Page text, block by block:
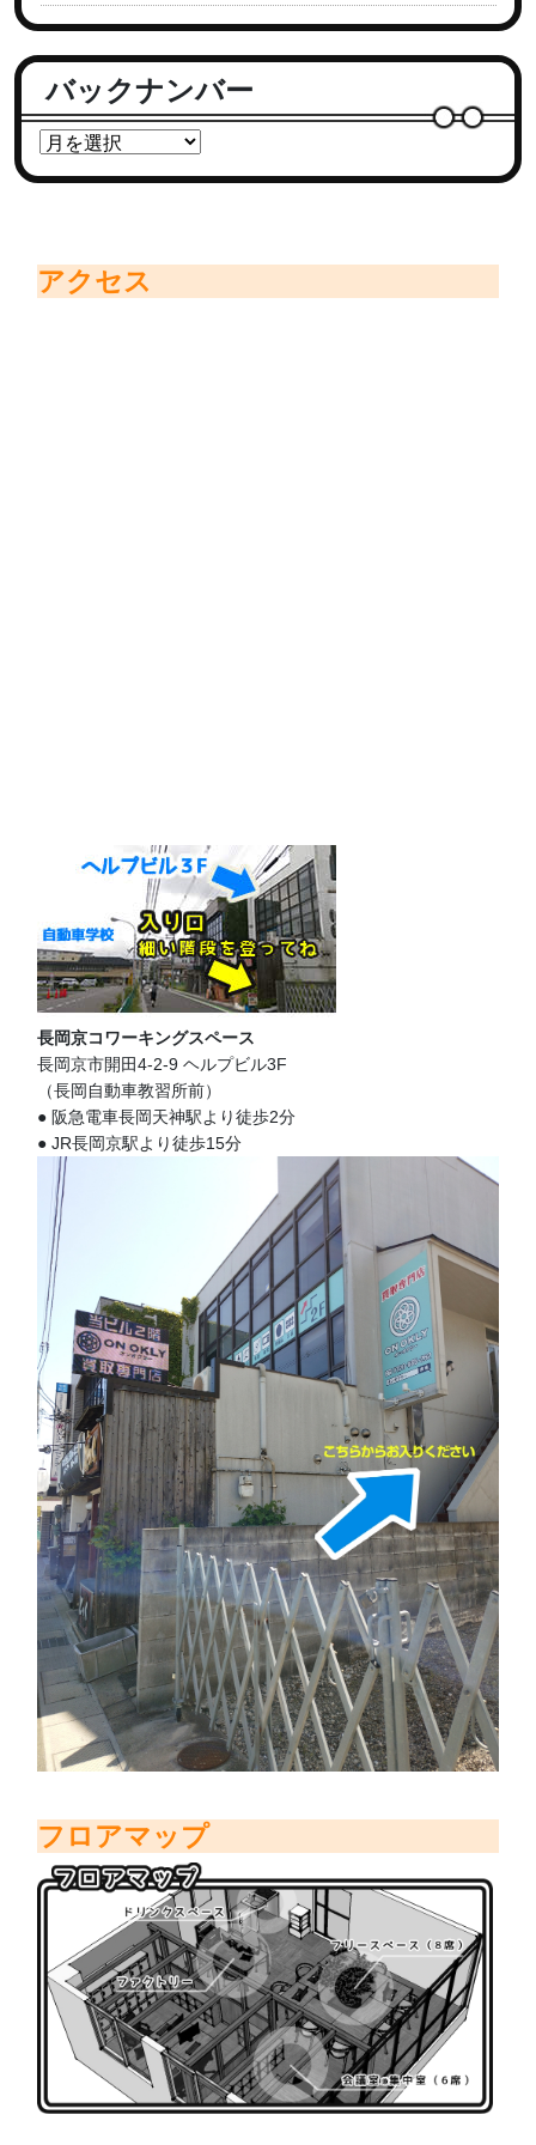
バックナンバー
アクセス
長岡京コワーキングスペース
長岡京市開田4-2-9 ヘルプビル3F
（長岡自動車教習所前）
● 阪急電車長岡天神駅より徒歩2分
● JR長岡京駅より徒歩15分
フロアマップ